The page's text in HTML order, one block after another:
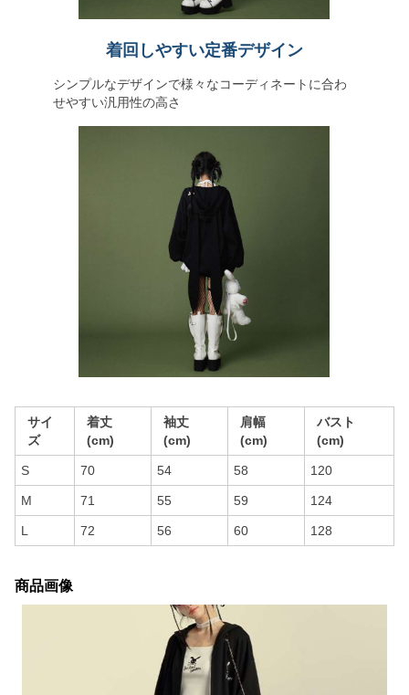
着回しやすい定番デザイン
シンプルなデザインで様々なコーディネートに合わ
せやすい汎用性の高さ
サイ
ズ
着丈
(cm)
袖丈
(cm)
肩幅
(cm)
バスト
(cm)
S 70 54 58 120
M 71 55 59 124
L 72 56 60 128
商品画像